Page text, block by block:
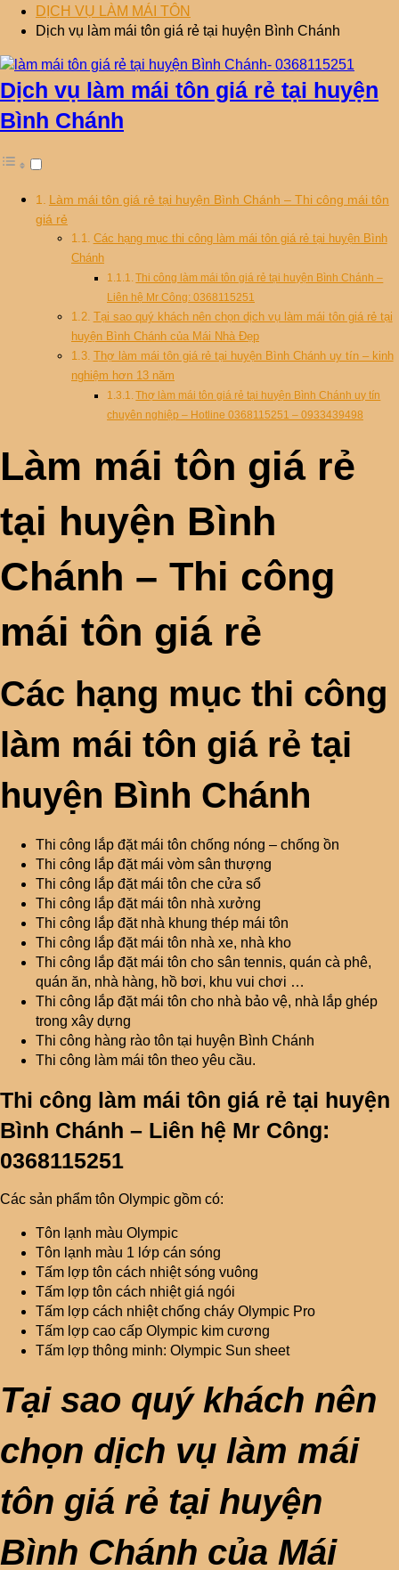
DỊCH VỤ LÀM MÁI TÔN
Dịch vụ làm mái tôn giá rẻ tại huyện Bình Chánh
Dịch vụ làm mái tôn giá rẻ tại huyện
Bình Chánh
Làm mái tôn giá rẻ tại huyện Bình Chánh – Thi công mái tôn
giá rẻ
Các hạng mục thi công làm mái tôn giá rẻ tại huyện Bình
Chánh
Thi công làm mái tôn giá rẻ tại huyện Bình Chánh –
Liên hệ Mr Công: 0368115251
Tại sao quý khách nên chọn dịch vụ làm mái tôn giá rẻ tại
huyện Bình Chánh của Mái Nhà Đẹp
Thợ làm mái tôn giá rẻ tại huyện Bình Chánh uy tín – kinh
nghiệm hơn 13 năm
Thợ làm mái tôn giá rẻ tại huyện Bình Chánh uy tín
chuyên nghiệp – Hotline 0368115251 – 0933439498
Làm mái tôn giá rẻ
tại huyện Bình
Chánh – Thi công
mái tôn giá rẻ
Các hạng mục thi công
làm mái tôn giá rẻ tại
huyện Bình Chánh
Thi công lắp đặt mái tôn chống nóng – chống ồn
Thi công lắp đặt mái vòm sân thượng
Thi công lắp đặt mái tôn che cửa sổ
Thi công lắp đặt mái tôn nhà xưởng
Thi công lắp đặt nhà khung thép mái tôn
Thi công lắp đặt mái tôn nhà xe, nhà kho
Thi công lắp đặt mái tôn cho sân tennis, quán cà phê,
quán ăn, nhà hàng, hồ bơi, khu vui chơi …
Thi công lắp đặt mái tôn cho nhà bảo vệ, nhà lắp ghép
trong xây dựng
Thi công hàng rào tôn tại huyện Bình Chánh
Thi công làm mái tôn theo yêu cầu.
Thi công làm mái tôn giá rẻ tại huyện
Bình Chánh – Liên hệ Mr Công:
0368115251
Các sản phẩm tôn Olympic gồm có:
Tôn lạnh màu Olympic
Tôn lạnh màu 1 lớp cán sóng
Tấm lợp tôn cách nhiệt sóng vuông
Tấm lợp tôn cách nhiệt giá ngói
Tấm lợp cách nhiệt chống cháy Olympic Pro
Tấm lợp cao cấp Olympic kim cương
Tấm lợp thông minh: Olympic Sun sheet
Tại sao quý khách nên
chọn dịch vụ làm mái
tôn giá rẻ tại huyện
Bình Chánh của Mái